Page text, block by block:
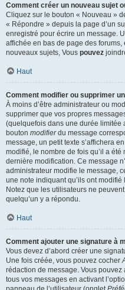
Comment créer un nouveau sujet
Cliquez sur le bouton « Nouveau »
« Répondre » depuis la page d’un
enregistré pour écrire un message.
affichée en bas de page des forums,
nouveaux sujets, Vous pouvez
Haut
Comment modifier ou supprimer
À moins d’être administrateur ou
supprimer que vos propres
(quelquefois dans une durée limitée
bouton modifierdu message
message, un petit texte s’affichera
modifié, le nombre de fois qu’il a
dernière modification. Ce message
administrateur modifie le message,
une note indiquant qu’ils ont
Notez que les utilisateurs ne
quelqu’un y a répondu.
Haut
Comment ajouter une signature à
Vous devez d’abord créer une
Une fois créée, vous pouvez cocher
rédaction de message. Vous
tous vos messages en activant